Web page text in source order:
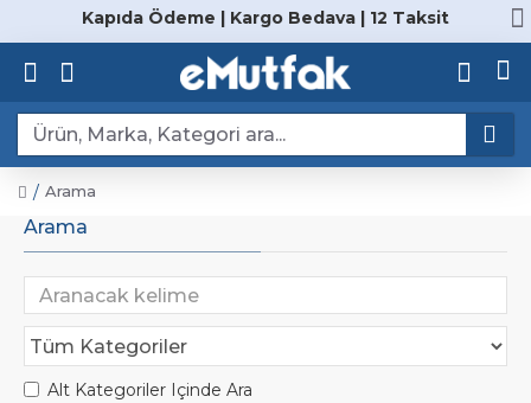
Kapıda Ödeme | Kargo Bedava | 12 Taksit
Arama
Arama
Alt Kategoriler Içinde Ara